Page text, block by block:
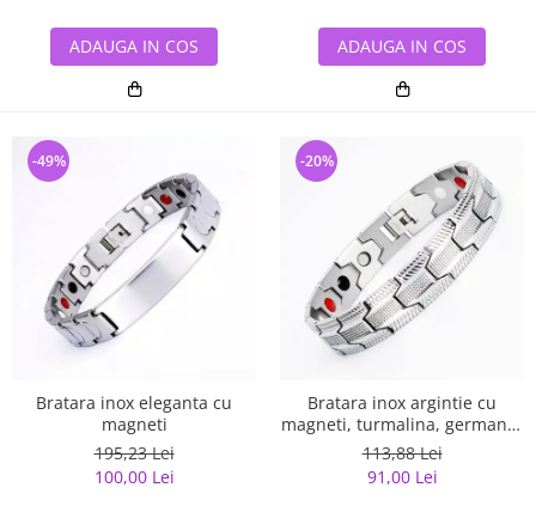
ADAUGA IN COS ADAUGA IN COS
Bratara inox eleganta cu
magneti
195,23 Lei
100,00 Lei
-49%
Bratara inox argintie cu
magneti, turmalina, germaniu
si anioni
113,88 Lei
91,00 Lei
-20%